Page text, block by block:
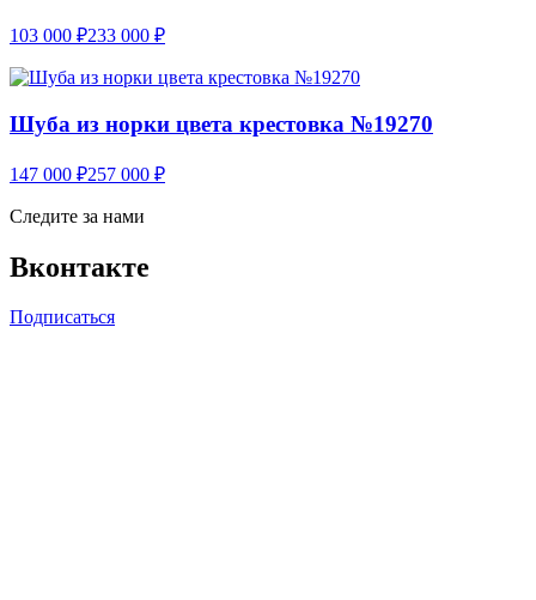
103 000 ₽233 000 ₽
Шуба из норки цвета крестовка №19270
147 000 ₽257 000 ₽
Следите за нами
Вконтакте
Подписаться